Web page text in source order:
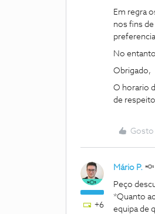
Em regra
nos fins
No
Obrigado,
O horario
de
Gosto
+6
Mário P.
Peço
*Quanto
equipa de